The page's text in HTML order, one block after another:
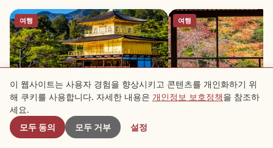
여행
교토 관광지 추천 10선｜처음 가는 핵
심 코스
여행
근처 스팟
이 웹사이트는 사용자 경험을 향상시키고 콘텐츠를 개인화하기 위
해 쿠키를 사용합니다. 자세한 내용은 개인정보 보호정책을 참조하
세요.
모두 동의
모두 거부 설정